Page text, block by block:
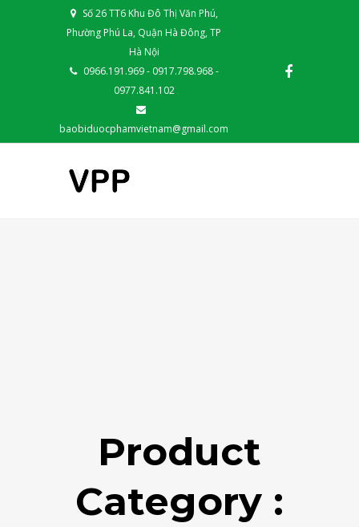
Số 26 TT6 Khu Đô Thị Văn Phú,
Phường Phú La, Quận Hà Đông, TP
Hà Nội
0966.191.969 - 0917.798.968 -
0977.841.102
baobiduocphamvietnam@gmail.com
Product
Category :